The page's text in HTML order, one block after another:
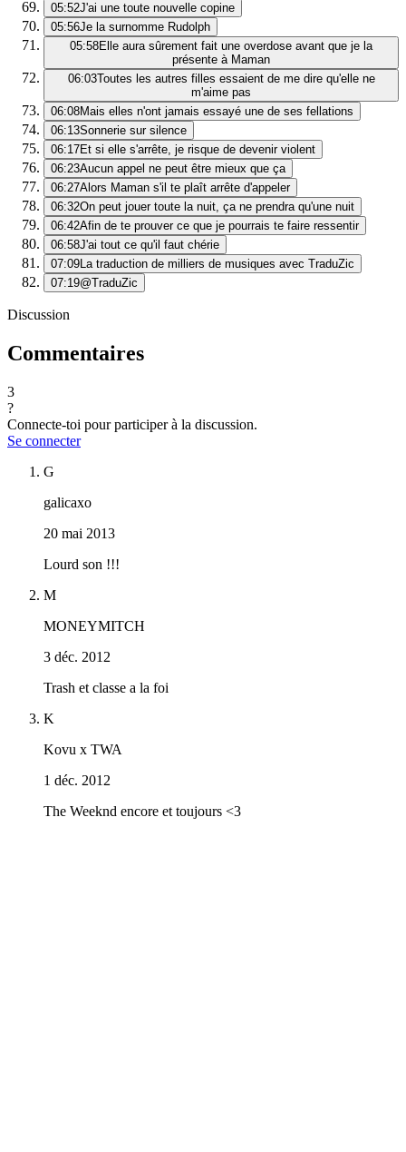
05:52J'ai une toute nouvelle copine
05:56Je la surnomme Rudolph
05:58Elle aura sûrement fait une overdose avant que je la
présente à Maman
06:03Toutes les autres filles essaient de me dire qu'elle ne
m'aime pas
06:08Mais elles n'ont jamais essayé une de ses fellations
06:13Sonnerie sur silence
06:17Et si elle s'arrête, je risque de devenir violent
06:23Aucun appel ne peut être mieux que ça
06:27Alors Maman s'il te plaît arrête d'appeler
06:32On peut jouer toute la nuit, ça ne prendra qu'une nuit
06:42Afin de te prouver ce que je pourrais te faire ressentir
06:58J'ai tout ce qu'il faut chérie
07:09La traduction de milliers de musiques avec TraduZic
07:19@TraduZic
Discussion
Commentaires
3
?
Connecte-toi pour participer à la discussion.
Se connecter
G
galicaxo
20 mai 2013
Lourd son !!!
M
MONEYMITCH
3 déc. 2012
Trash et classe a la foi
K
Kovu x TWA
1 déc. 2012
The Weeknd encore et toujours <3